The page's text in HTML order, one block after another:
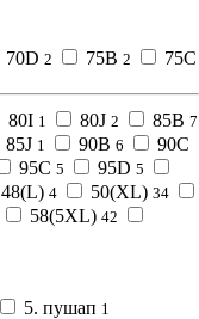
70D 2 75B 2 75C
80I 1 80J 2 85B 7
85J 1 90B 6 90C
95C 5 95D 5
48(L) 4 50(XL) 34
58(5XL) 42
5. пушап 1